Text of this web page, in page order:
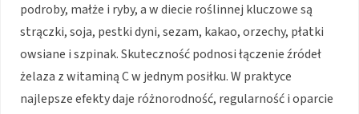
podroby, małże i ryby, a w diecie roślinnej kluczowe są
strączki, soja, pestki dyni, sezam, kakao, orzechy, płatki
owsiane i szpinak. Skuteczność podnosi łączenie źródeł
żelaza z witaminą C w jednym posiłku. W praktyce
najlepsze efekty daje różnorodność, regularność i oparcie